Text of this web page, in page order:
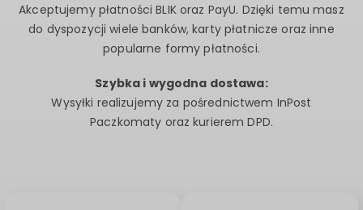
Akceptujemy płatności BLIK oraz PayU. Dzięki temu masz
do dyspozycji wiele banków, karty płatnicze oraz inne
popularne formy płatności.
Szybka i wygodna dostawa:
Wysyłki realizujemy za pośrednictwem InPost
Paczkomaty oraz kurierem DPD.